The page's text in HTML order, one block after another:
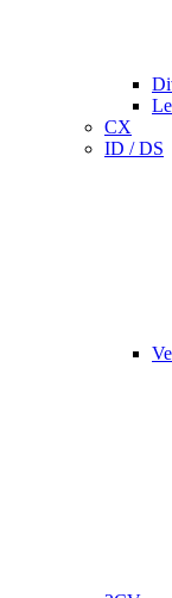
CX
ID / DS